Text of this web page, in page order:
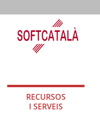
RECURSOS
I SERVEIS